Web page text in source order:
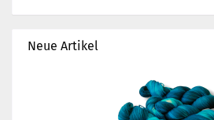
Neue Artikel